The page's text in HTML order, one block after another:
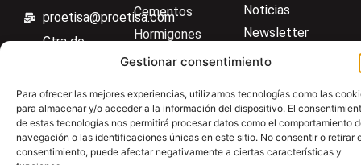
Gestionar consentimiento
Para ofrecer las mejores experiencias, utilizamos tecnologías como las
para almacenar y/o acceder a la información del dispositivo. El
de estas tecnologías nos permitirá procesar datos como el comportamiento
navegación o las identificaciones únicas en este sitio. No consentir o retirar
consentimiento, puede afectar negativamente a ciertas características y
proetisa@proetisa.com
Ctra de
M-106, Km
4,1, 28110
Algete,
Madrid
Cementos
Hormigones
Suelos
Aceros
Material general
Noticias
Newsletter
Descargas
Centro de ayuda